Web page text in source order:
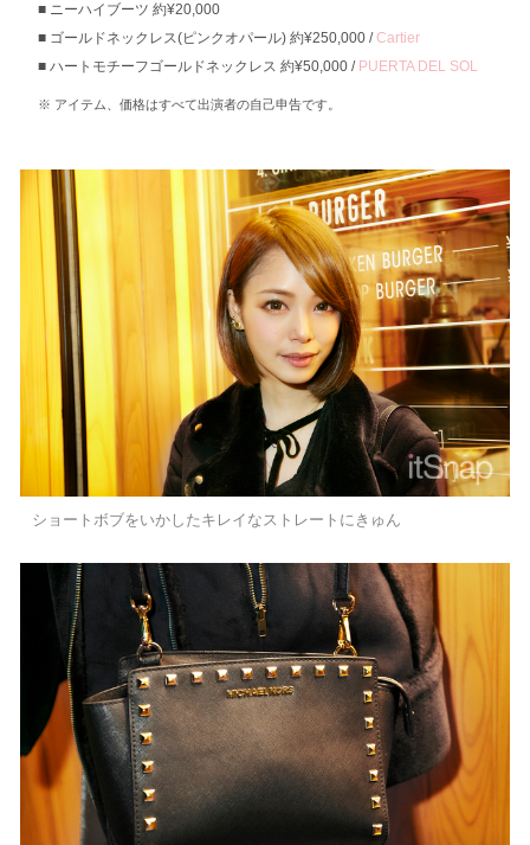
ニーハイブーツ 約¥20,000
ゴールドネックレス(ピンクオパール) 約¥250,000 /Cartier
ハートモチーフゴールドネックレス 約¥50,000 / PUERTA DEL SOL
アイテム、価格はすべて出演者の自己申告です。
ショートボブをいかしたキレイなストレートにきゅん